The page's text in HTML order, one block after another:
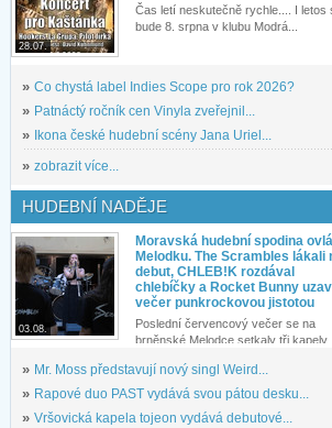
28.07.
Čas letí neskutečně rychle.... I letos
bude 8. srpna v klubu Modrá...
» Co chystá label Indies Scope pro rok 2026?
» Patnáctý ročník cen Vinyla zveřejnil...
»
Ikona české hudební scény Jana Uriel...
» zobrazit více...
HUDEBNÍ NADĚJE
03.08.
Moravská hudební spodina
Melodku. The Scrambles lákali
debut, CHLEB!K rozdával
chlebíčky a Rocket Bunny
večer punkrockovou jistotou
Poslední červencový večer se na
brněnské Melodce setkaly tři kapely...
» Mr. Moss představují nový singl Weird...
» Rapové duo PAST vydává svou pátou desku...
» Vršovická kapela tojeon vydává debutové...